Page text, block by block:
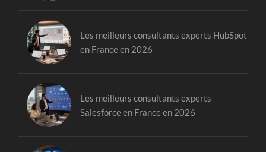
Les meilleurs consultants experts HubSpot
en France en 2026
Les meilleurs consultants experts
Salesforce en France en 2026